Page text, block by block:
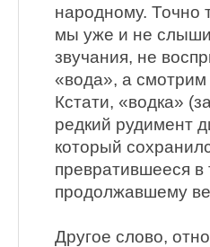
народному. Точно
мы уже и не
звучания, не
«вода», а
Кстати, «водка»
редкий рудимент
который
превратившееся
продолжавшему
Другое слово,